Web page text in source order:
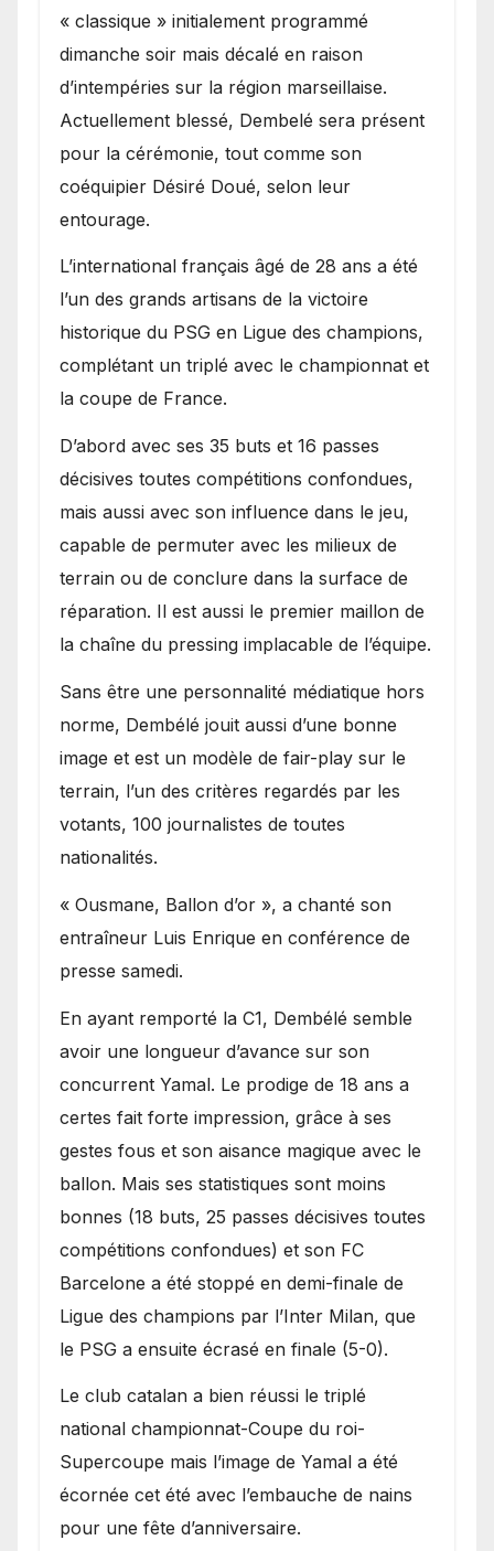
« classique » initialement programmé
dimanche soir mais décalé en raison
d’intempéries sur la région marseillaise.
Actuellement blessé, Dembelé sera présent
pour la cérémonie, tout comme son
coéquipier Désiré Doué, selon leur
entourage.
L’international français âgé de 28 ans a été
l’un des grands artisans de la victoire
historique du PSG en Ligue des champions,
complétant un triplé avec le championnat et
la coupe de France.
D’abord avec ses 35 buts et 16 passes
décisives toutes compétitions confondues,
mais aussi avec son influence dans le jeu,
capable de permuter avec les milieux de
terrain ou de conclure dans la surface de
réparation. Il est aussi le premier maillon de
la chaîne du pressing implacable de l’équipe.
Sans être une personnalité médiatique hors
norme, Dembélé jouit aussi d’une bonne
image et est un modèle de fair-play sur le
terrain, l’un des critères regardés par les
votants, 100 journalistes de toutes
nationalités.
« Ousmane, Ballon d’or », a chanté son
entraîneur Luis Enrique en conférence de
presse samedi.
En ayant remporté la C1, Dembélé semble
avoir une longueur d’avance sur son
concurrent Yamal. Le prodige de 18 ans a
certes fait forte impression, grâce à ses
gestes fous et son aisance magique avec le
ballon. Mais ses statistiques sont moins
bonnes (18 buts, 25 passes décisives toutes
compétitions confondues) et son FC
Barcelone a été stoppé en demi-finale de
Ligue des champions par l’Inter Milan, que
le PSG a ensuite écrasé en finale (5-0).
Le club catalan a bien réussi le triplé
national championnat-Coupe du roi-
Supercoupe mais l’image de Yamal a été
écornée cet été avec l’embauche de nains
pour une fête d’anniversaire.